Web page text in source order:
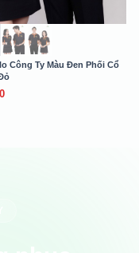
Công Ty Màu Đen Phối Cổ